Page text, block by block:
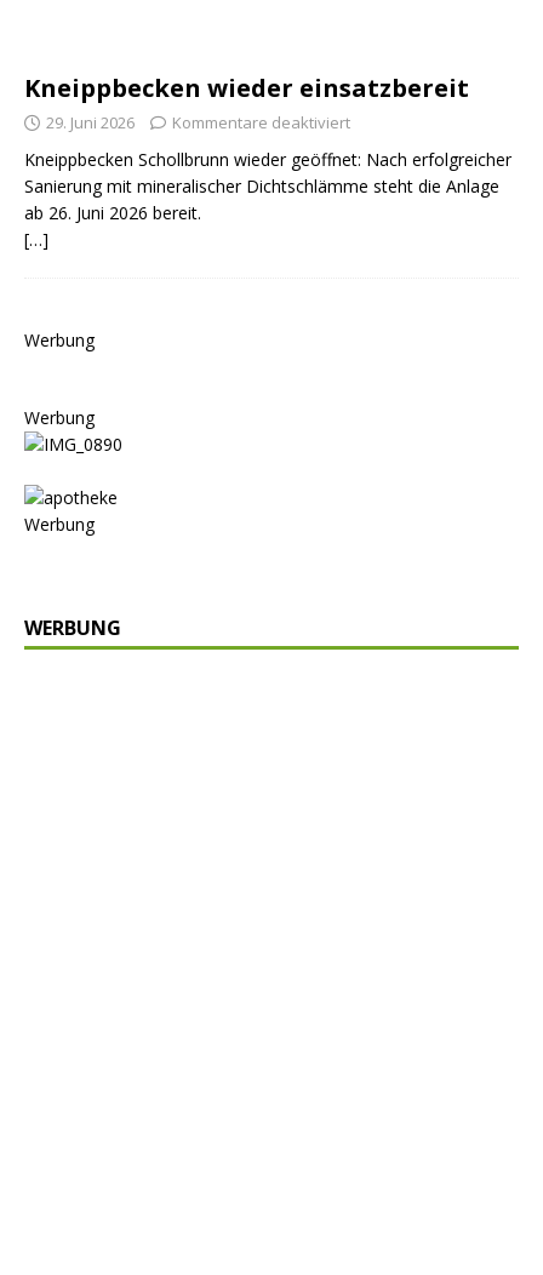
Kneippbecken wieder einsatzbereit
29. Juni 2026 Kommentare deaktiviert
Kneippbecken Schollbrunn wieder geöffnet: Nach erfolgreicher
Sanierung mit mineralischer Dichtschlämme steht die Anlage
ab 26. Juni 2026 bereit.
[…]
Werbung
Werbung
Werbung
WERBUNG